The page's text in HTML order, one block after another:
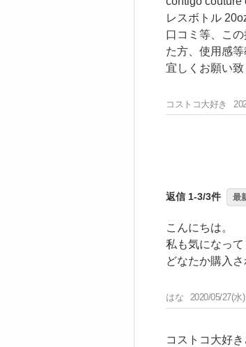
レスボトル
口コミ等、こ
た方、使用感等
宜しくお願い致
コストコ大好き
返信 1-3/3件 最
こんにちは。
私も気になって
どなたか購入
はな 2020/05/27(水
コストコ大好